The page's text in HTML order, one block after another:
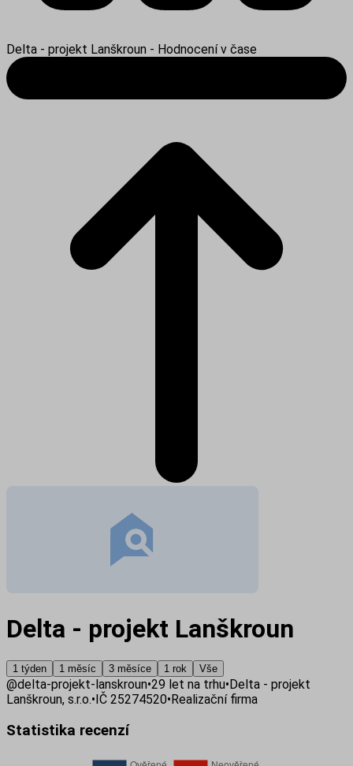
Delta - projekt Lanškroun - Hodnocení v čase
Delta - projekt Lanškroun
1 týden 1 měsíc 3 měsíce 1 rok Vše
@delta-projekt-lanskroun•29 let na trhu•Delta - projekt
Lanškroun, s.r.o.•IČ 25274520•Realizační firma
Statistika recenzí